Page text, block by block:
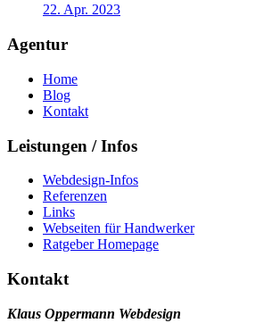
22. Apr. 2023
Agentur
Home
Blog
Kontakt
Leistungen / Infos
Webdesign-Infos
Referenzen
Links
Webseiten für Handwerker
Ratgeber Homepage
Kontakt
Klaus Oppermann Webdesign